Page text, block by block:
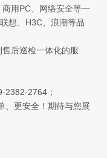
用PC、网络安全等一
想、H3C、浪潮等品
后巡检一体化的服
2764；
、更安全！期待与您展